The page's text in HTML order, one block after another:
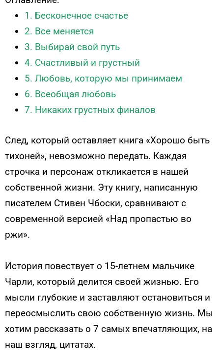
1. Бесконечное счастье
2. Все меняется
3. Выбирай свой путь
4. Счастливый и грустный
5. Любовь, которую мы принимаем
6. Всеобщая любовь
7. Никаких грустных финалов
След, который оставляет книга «Хорошо быть
тихоней», невозможно передать. Каждая
строчка и персонаж откликается в нашей
собственной жизни. Эту книгу, написанную
писателем Стивен Чбоски, сравнивают с
современной версией «Над пропастью во
ржи».
История повествует о 15-летнем мальчике
Чарли, который делится своей жизнью. Его
мысли глубокие и заставляют остановиться и
переосмыслить свою собственную жизнь. Мы
хотим рассказать о 7 самых впечатляющих, на
наш взгляд, цитатах.